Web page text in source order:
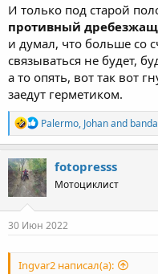
И только под старой
противный
и думал, что больше со
связываться не будет,
а то опять, вот так вот
заедут герметиком.
R
e
a
c
t
i
o
n
s
Palermo, Johanand
fotopresss
Мотоциклист
30 Июн 2022
Ingvar2 написал(а):